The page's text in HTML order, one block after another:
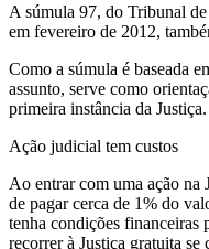
A súmula 97, do Tribunal
em fevereiro de 2012,
Como a súmula é baseada
assunto, serve como
primeira instância da Justiça.
Ação judicial tem custos
Ao entrar com uma ação na
de pagar cerca de 1% do
tenha condições financeiras
recorrer à Justiça gratuita